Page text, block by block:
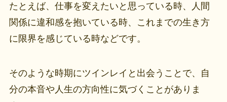
たとえば、仕事を変えたいと思っている時、人間
関係に違和感を抱いている時、これまでの生き方
に限界を感じている時などです。
そのような時期にツインレイと出会うことで、自
分の本音や人生の方向性に気づくことがありま